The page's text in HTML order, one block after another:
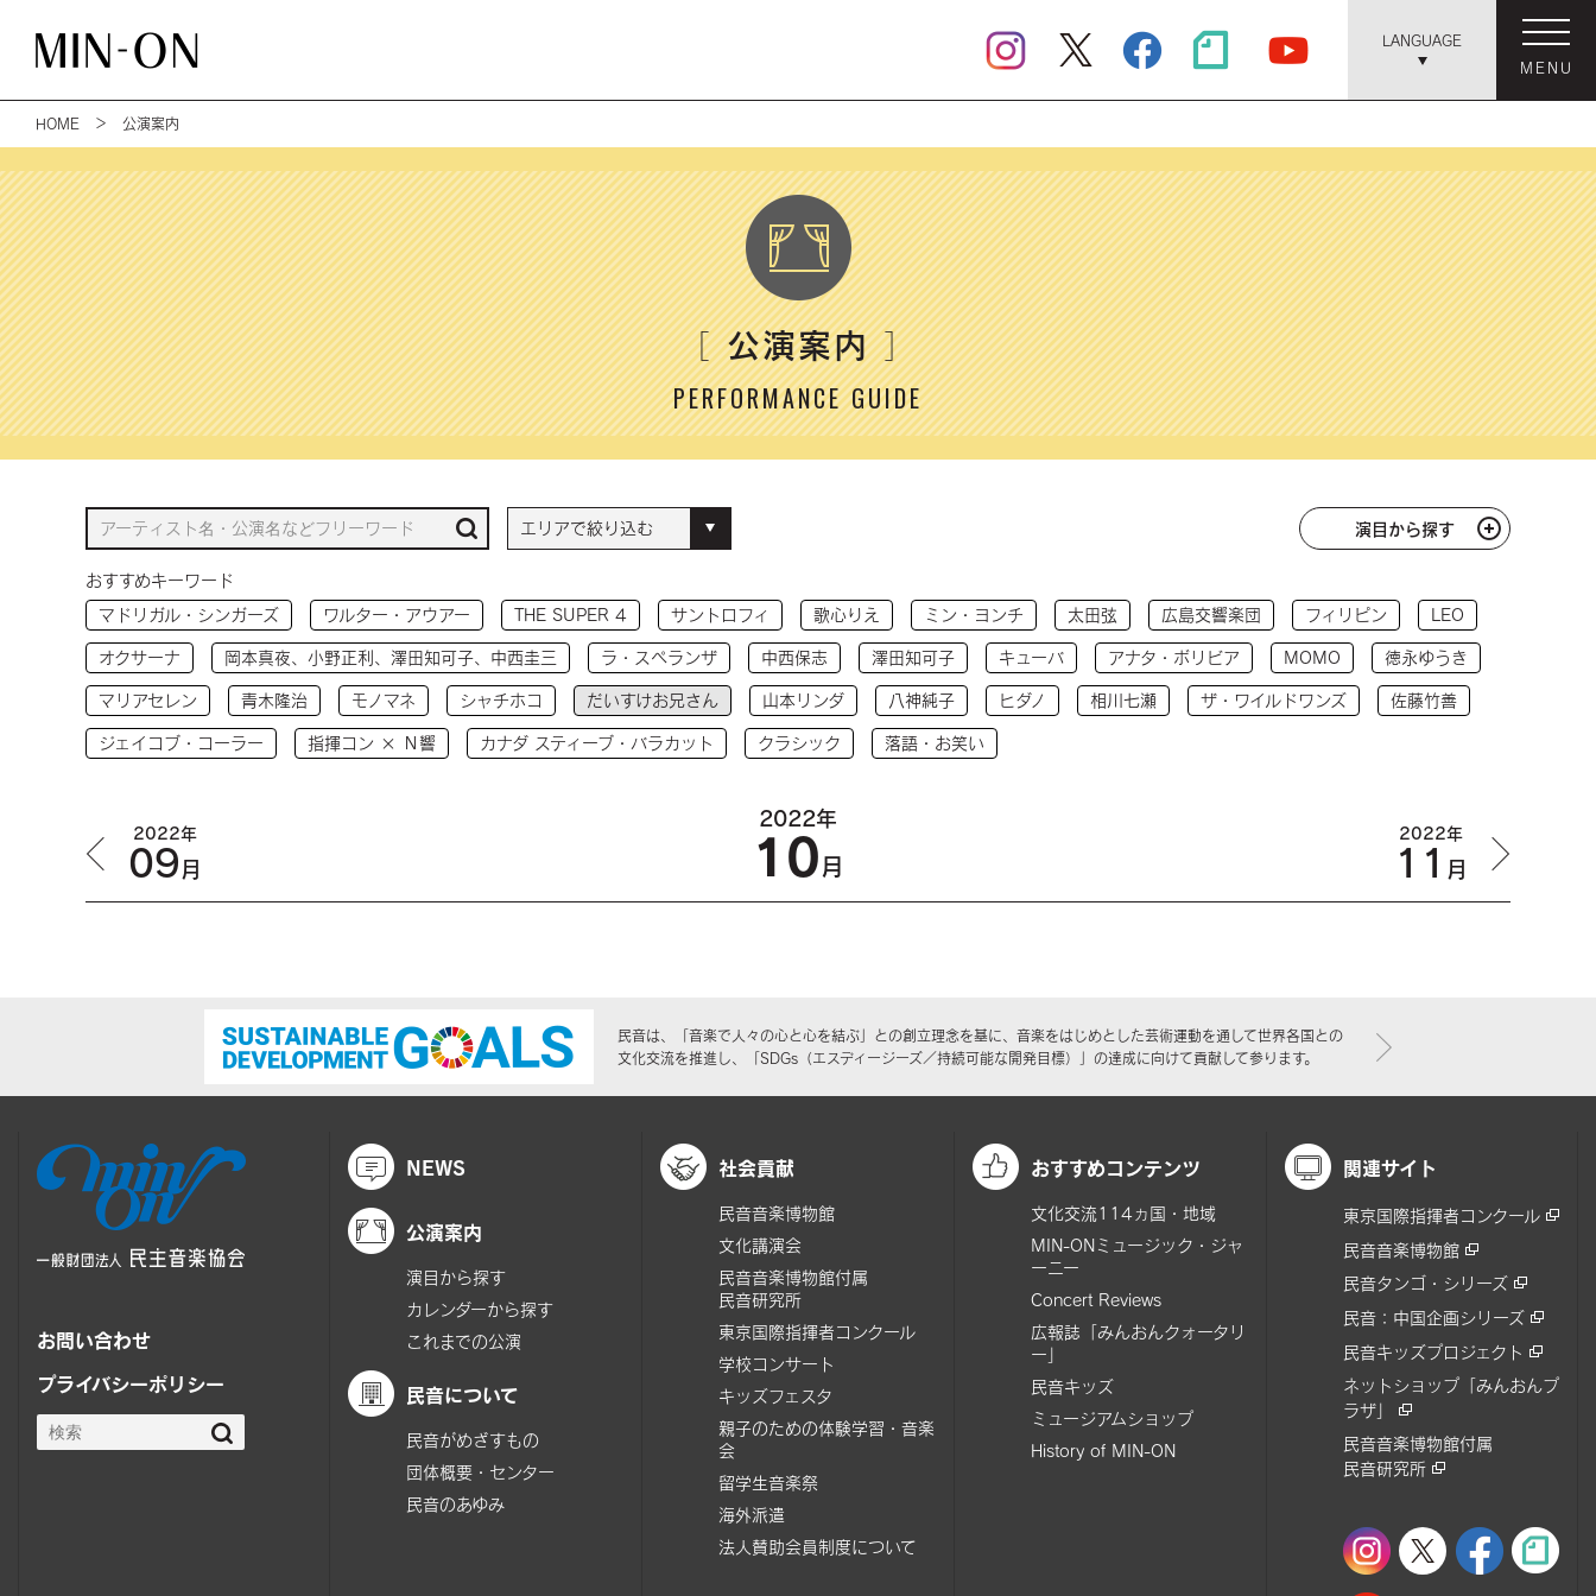
LANGUAGE
MENU
HOME ＞ 公演案内
［公演案内］
PERFORMANCE GUIDE
演目から探す
おすすめキーワード
マドリガル・シンガーズ
ワルター・アウアー THE SUPER 4 サントロフィ 歌心りえ ミン・ヨンチ 太田弦 広島交響楽団 フィリピン LEO
オクサーナ 岡本真夜、小野正利、澤田知可子、中西圭三 ラ・スペランザ 中西保志 澤田知可子 キューバ アナタ・ボリビア MOMO 徳永ゆうき
マリアセレン 青木隆治 モノマネ シャチホコ だいすけお兄さん 山本リンダ 八神純子 ヒダノ 相川七瀬 ザ・ワイルドワンズ 佐藤竹善
ジェイコブ・コーラー 指揮コン × Ｎ響 カナダ スティーブ・バラカット クラシック 落語・お笑い
2022年
09月
2022年
10月
2022年
11 月
民音は、「音楽で人々の心と心を結ぶ」との創立理念を基に、音楽をはじめとした芸術運動を通して世界各国との
文化交流を推進し、「SDGs（エスディージーズ／持続可能な開発目標）」の達成に向けて貢献して参ります。
お問い合わせ
プライバシーポリシー
NEWS
公演案内
演目から探す
カレンダーから探す
これまでの公演
民音について
民音がめざすもの
団体概要・センター
民音のあゆみ
社会貢献
民音音楽博物館
文化講演会
民音音楽博物館付属
民音研究所
東京国際指揮者コンクール
学校コンサート
キッズフェスタ
親子のための体験学習・音楽
会
留学生音楽祭
海外派遣
法人賛助会員制度について
おすすめコンテンツ
文化交流114ヵ国・地域
MIN-ONミュージック・ジャ
ーニー
Concert Reviews
広報誌「みんおんクォータリ
ー」
民音キッズ
ミュージアムショップ
History of MIN-ON
関連サイト
東京国際指揮者コンクール
民音音楽博物館
民音タンゴ・シリーズ
民音：中国企画シリーズ
民音キッズプロジェクト
ネットショップ「みんおんプ
ラザ」
民音音楽博物館付属
民音研究所